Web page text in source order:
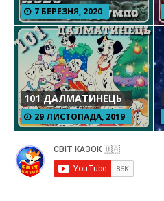
7 БЕРЕЗНЯ, 2020
101 ДАЛМАТИНЕЦЬ
29 ЛИСТОПАДА, 2019